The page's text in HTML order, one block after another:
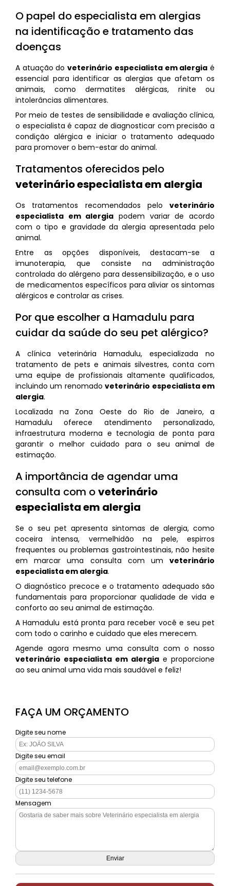
O papel do especialista em alergias
na identificação e tratamento das
doenças
A atuação doveterinário especialista em alergia é
essencial para identificar as alergias que afetam os
animais, como dermatites alérgicas, rinite ou
intolerâncias alimentares.
Por meio de testes de sensibilidade e avaliação clínica,
o especialista é capaz de diagnosticar com precisão a
condição alérgica e iniciar o tratamento adequado
para promover o bem-estar do animal.
Tratamentos oferecidos pelo
veterinário especialista em alergia
Os tratamentos recomendados pelo veterinário
especialista em alergia podem variar de acordo
com o tipo e gravidade da alergia apresentada pelo
animal.
Entre as opções disponíveis, destacam-se a
imunoterapia, que consiste na administração
controlada do alérgeno para dessensibilização, e o uso
de medicamentos específicos para aliviar os sintomas
alérgicos e controlar as crises.
Por que escolher a Hamadulu para
cuidar da saúde do seu pet alérgico?
A clínica veterinária Hamadulu, especializada no
tratamento de pets e animais silvestres, conta com
uma equipe de profissionais altamente qualificados,
incluindo um renomadoveterinário especialista em
alergia.
Localizada na Zona Oeste do Rio de Janeiro, a
Hamadulu oferece atendimento personalizado,
infraestrutura moderna e tecnologia de ponta para
garantir o melhor cuidado para o seu animal de
estimação.
A importância de agendar uma
consulta com oveterinário
especialista em alergia
Se o seu pet apresenta sintomas de alergia, como
coceira intensa, vermelhidão na pele, espirros
frequentes ou problemas gastrointestinais, não hesite
em marcar uma consulta com um veterinário
especialista em alergia.
O diagnóstico precoce e o tratamento adequado são
fundamentais para proporcionar qualidade de vida e
conforto ao seu animal de estimação.
A Hamadulu está pronta para receber você e seu pet
com todo o carinho e cuidado que eles merecem.
Agende agora mesmo uma consulta com o nosso
veterinário especialista em alergia e proporcione
ao seu animal uma vida mais saudável e feliz!
FAÇA UM ORÇAMENTO
Digite seu nome
Digite seu email
Digite seu telefone
Mensagem